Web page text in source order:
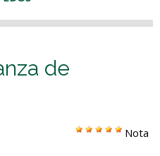
de
Nota